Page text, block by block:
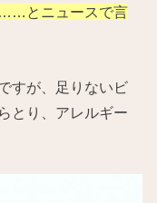
……とニュースで言
すが、足りないビ
とり、アレルギー